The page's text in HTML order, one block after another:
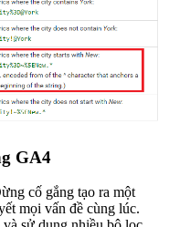
GA4
cố gắng tạo ra một
mọi vấn đề cùng lúc.